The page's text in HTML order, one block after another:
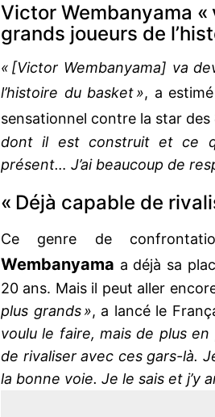
Victor Wembanyama «
grands joueurs de
« [Victor Wembanyama] va
l’histoire du basket », a estimé
sensationnel contre la star des
dont il est construit et ce
présent… J’ai beaucoup de
« Déjà capable de
Ce genre de
Wembanyama a déjà sa
20 ans. Mais il peut aller
plus grands », a lancé le
voulu le faire, mais de plus
de rivaliser avec ces gars-là.
la bonne voie. Je le sais et j’y